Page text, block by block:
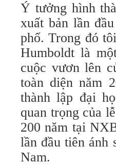
Ý tưởng hình
xuất bản lần
phố. Trong đó
Humboldt là
cuộc vươn lên
toàn diện năm
thành lập đại
quan trọng của
200 năm tại
lần đầu tiên ánh
Nam.